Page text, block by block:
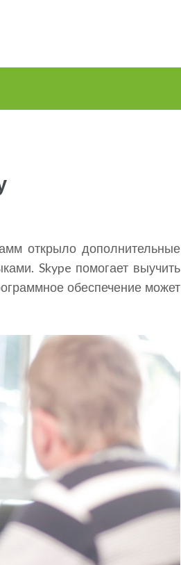
открыло дополнительные
Skype помогает выучить
обеспечение может